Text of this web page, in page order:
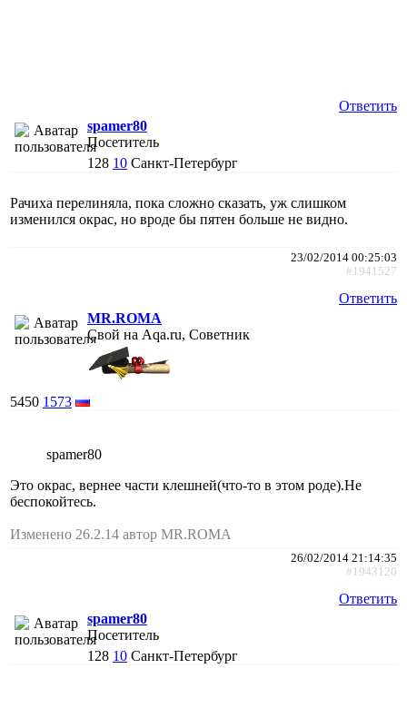
Ответить
spamer80
Посетитель
128 10 Санкт-Петербург
Рачиха перелиняла, пока сложно сказать, уж слишком
изменился окрас, но вроде бы пятен больше не видно.
23/02/2014 00:25:03
#1941527
Ответить
MR.ROMA
Свой на Aqa.ru, Советник
5450 1573
spamer80
Это окрас, вернее части клешней(что-то в этом роде).Не
беспокойтесь.
Изменено 26.2.14 автор MR.ROMA
26/02/2014 21:14:35
#1943120
Ответить
spamer80
Посетитель
128 10 Санкт-Петербург